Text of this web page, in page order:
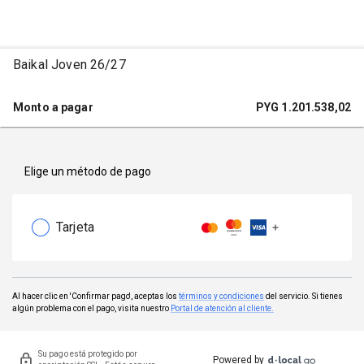
Baikal Joven 26/27
Monto a pagar PYG 1.201.538,02
Elige un método de pago
Tarjeta
Al hacer clic en 'Confirmar pago', aceptas los términos y condiciones del servicio. Si tienes
algún problema con el pago, visita nuestro Portal de atención al cliente.
Su pago está protegido por
Powered by